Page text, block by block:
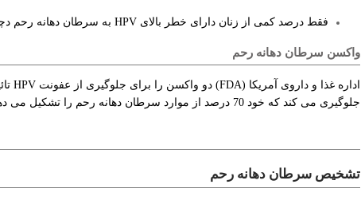
فقط درصد کمی از زنان دارای خطر بالای HPV به سرطان دهانه رحم دچار می شوند.
واکسن سرطان دهانه رحم
جلوگیری می کند که خود 70 درصد از موارد سرطان دهانه رحم را تشکیل می دهد.
تشخیص سرطان دهانه رحم